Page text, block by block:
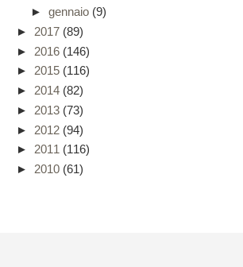
► gennaio (9)
► 2017 (89)
► 2016 (146)
► 2015 (116)
► 2014 (82)
► 2013 (73)
► 2012 (94)
► 2011 (116)
► 2010 (61)